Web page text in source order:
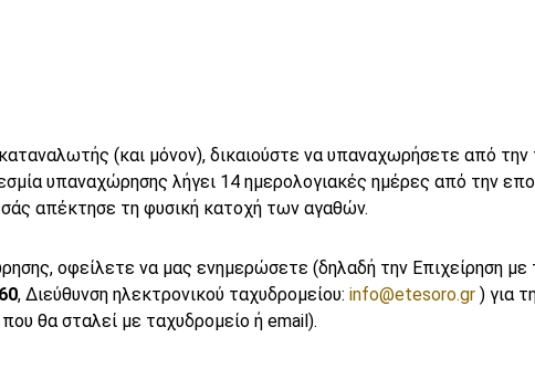
(και μόνον), δικαιούστε να υπαναχωρήσετε από
υπαναχώρησης λήγει 14 ημερολογιακές ημέρες από την
απέκτησε τη φυσική κατοχή των αγαθών.
οφείλετε να μας ενημερώσετε (δηλαδή την Επιχείρηση
, Διεύθυνση ηλεκτρονικού ταχυδρομείου: info@etesoro.gr ) για
θα σταλεί με ταχυδρομείο ή email).